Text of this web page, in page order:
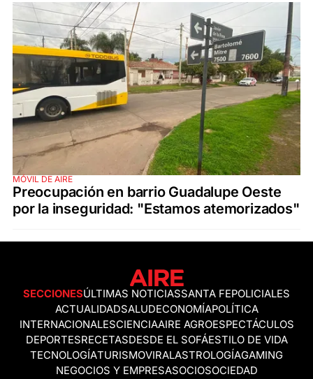
MÓVIL DE AIRE
Preocupación en barrio Guadalupe Oeste
por la inseguridad: "Estamos atemorizados"
SECCIONESÚLTIMAS NOTICIASSANTA FEPOLICIALES
ACTUALIDADSALUDECONOMÍAPOLÍTICA
INTERNACIONALESCIENCIAAIRE AGROESPECTÁCULOS
DEPORTESRECETASDESDE EL SOFÁESTILO DE VIDA
TECNOLOGÍATURISMOVIRALASTROLOGÍAGAMING
NEGOCIOS Y EMPRESASOCIOSOCIEDAD